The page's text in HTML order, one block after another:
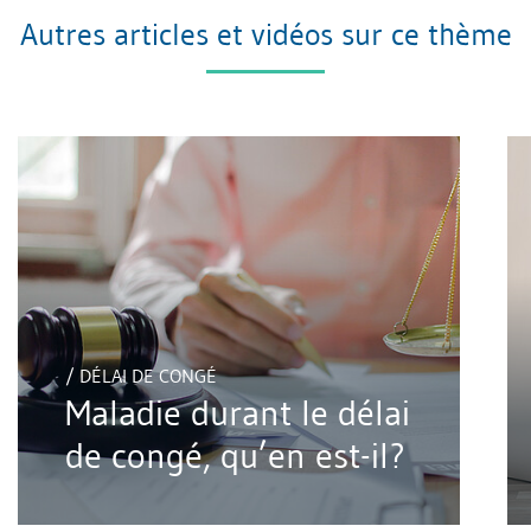
Autres articles et vidéos sur ce thème
/ DÉLAI DE CONGÉ
Maladie durant le délai
de congé, qu’en est-il?